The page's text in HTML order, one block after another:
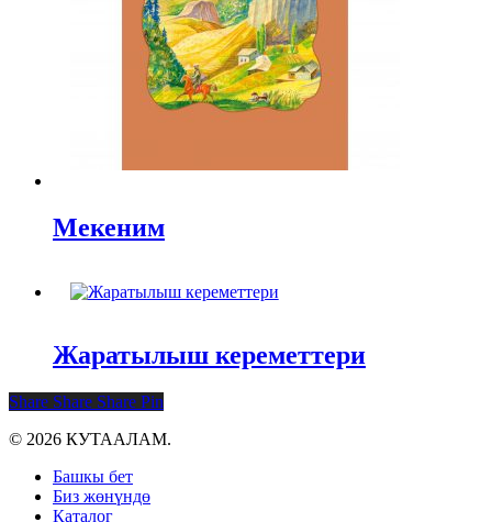
Мекеним
Жаратылыш кереметтери
Share Share Share Pin
© 2026 КУТААЛАМ.
Close
Menu
Башкы бет
Биз жөнүндө
Каталог